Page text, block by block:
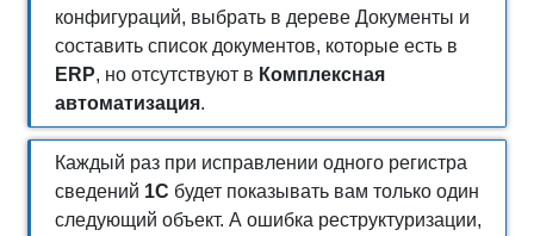
конфигураций, выбрать в дереве Документы и
составить список документов, которые есть в
ERP, но отсутствуют в Комплексная
автоматизация.
Каждый раз при исправлении одного регистра
сведений 1С будет показывать вам только один
следующий объект. А ошибка реструктуризации,